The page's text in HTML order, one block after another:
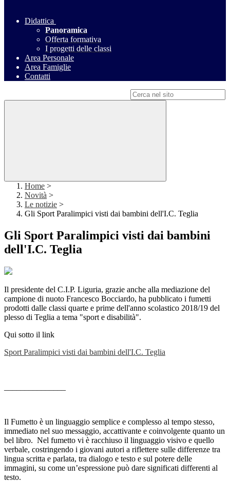
Didattica
Panoramica
Offerta formativa
I progetti delle classi
Area Personale
Area Famiglie
Contatti
Home >
Novità >
Le notizie >
Gli Sport Paralimpici visti dai bambini dell'I.C. Teglia
Gli Sport Paralimpici visti dai bambini
dell'I.C. Teglia
Il presidente del C.I.P. Liguria, grazie anche alla mediazione del
campione di nuoto Francesco Bocciardo, ha pubblicato i fumetti
prodotti dalle classi quarte e prime dell'anno scolastico 2018/19 del
plesso di Teglia a tema "sport e disabilità".
Qui sotto il link
Sport Paralimpici visti dai bambini dell'I.C. Teglia
Il Fumetto è un linguaggio semplice e complesso al tempo stesso,
immediato nel suo messaggio, accattivante e coinvolgente quanto un
bel libro. Nel fumetto vi è racchiuso il linguaggio visivo e quello
verbale, costringendo i giovani autori a riflettere sulle differenze tra
lingua scritta e parlata, tra dialogo e testo e sul potere delle
immagini, su come un’espressione può dare significati differenti al
testo.